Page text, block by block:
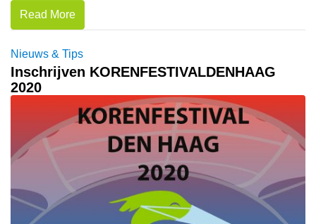
Read More
Nieuws & Tips
Inschrijven KORENFESTIVALDENHAAG
2020